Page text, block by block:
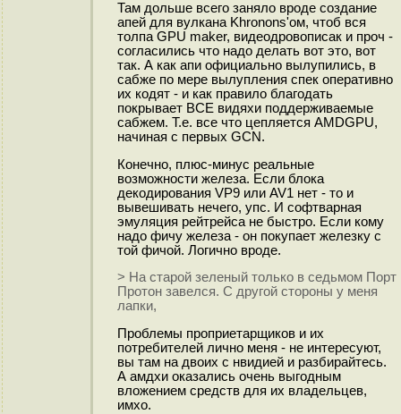
Там дольше всего заняло вроде создание
апей для вулкана Khronons'ом, чтоб вся
толпа GPU maker, видеодровописак и проч -
согласились что надо делать вот это, вот
так. А как апи официально вылупились, в
сабже по мере вылупления спек оперативно
их кодят - и как правило благодать
покрывает ВСЕ видяхи поддерживаемые
сабжем. Т.е. все что цепляется AMDGPU,
начиная с первых GCN.
Конечно, плюс-минус реальные
возможности железа. Если блока
декодирования VP9 или AV1 нет - то и
вывешивать нечего, упс. И софтварная
эмуляция рейтрейса не быстро. Если кому
надо фичу железа - он покупает железку с
той фичой. Логично вроде.
> На старой зеленый только в седьмом Порт
Протон завелся. С другой стороны у меня
лапки,
Проблемы проприетарщиков и их
потребителей лично меня - не интересуют,
вы там на двоих с нвидией и разбирайтесь.
А амдхи оказались очень выгодным
вложением средств для их владельцев,
имхо.